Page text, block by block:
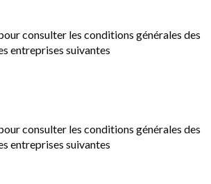
consulter les conditions générales des
entreprises suivantes
consulter les conditions générales des
entreprises suivantes